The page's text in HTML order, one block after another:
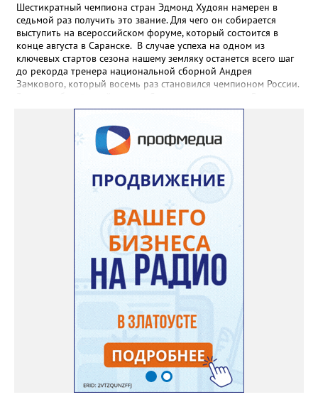
Шестикратный чемпиона стран Эдмонд Худоян намерен в
седьмой раз получить это звание. Для чего он собирается
выступить на всероссийском форуме, который состоится в
конце августа в Саранске. В случае успеха на одном из
ключевых стартов сезона нашему земляку останется всего шаг
до рекорда тренера национальной сборной Андрея
Замкового, который восемь раз становился чемпионом России.
стартует в Челябинске. На ринг ДС «Юность» выйдут как
сильнейшие мужчины, так и женщины — лидеры национальной
сборной. Они разыграют 13 комплектов наград.